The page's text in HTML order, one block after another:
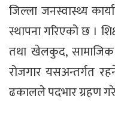
जिल्ला जनस्वास्थ्य
स्थापना गरिएको छ ।
तथा खेलकुद, सामाजिक
रोजगार यसअन्तर्गत
ढकालले पदभार ग्रहण